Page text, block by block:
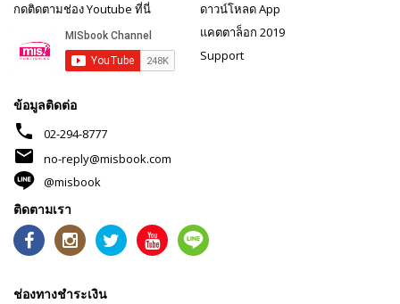
กดติดตามช่อง Youtube ที่นี่
ดาวน์โหลด App
แคตตาล็อก 2019
Support
ข้อมูลติดต่อ
phone 02-294-8777
mail
no-reply@misbook.com
@misbook
ติดตามเรา
ช่องทางชำระเงิน